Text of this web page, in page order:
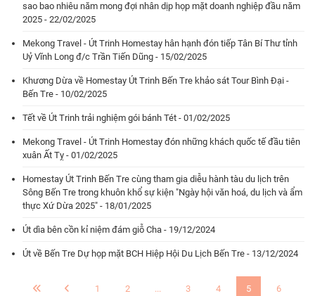
sao bao nhiêu năm mong đợi nhân dịp họp mặt doanh nghiệp đầu năm
2025 - 22/02/2025
Mekong Travel - Út Trinh Homestay hân hạnh đón tiếp Tân Bí Thư tỉnh
Uỷ Vĩnh Long đ/c Trần Tiến Dũng - 15/02/2025
Khương Dừa về Homestay Út Trinh Bến Tre khảo sát Tour Bình Đại -
Bến Tre - 10/02/2025
Tết về Út Trinh trải nghiệm gói bánh Tét - 01/02/2025
Mekong Travel - Út Trinh Homestay đón những khách quốc tế đầu tiên
xuân Ất Tỵ - 01/02/2025
Homestay Út Trinh Bến Tre cùng tham gia diễu hành tàu du lịch trên
Sông Bến Tre trong khuôn khổ sự kiện "Ngày hội văn hoá, du lịch và ẩm
thực Xứ Dừa 2025" - 18/01/2025
Út dìa bên cồn kỉ niệm đám giỗ Cha - 19/12/2024
Út về Bến Tre Dự họp mặt BCH Hiệp Hội Du Lịch Bến Tre - 13/12/2024
1 2 ... 3 4 5 6